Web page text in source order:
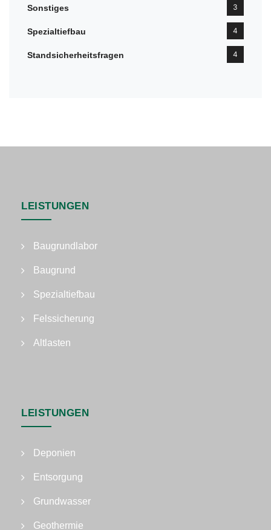
Sonstiges 3
Spezialtiefbau 4
Standsicherheitsfragen 4
LEISTUNGEN
Baugrundlabor
Baugrund
Spezialtiefbau
Felssicherung
Altlasten
LEISTUNGEN
Deponien
Entsorgung
Grundwasser
Geothermie